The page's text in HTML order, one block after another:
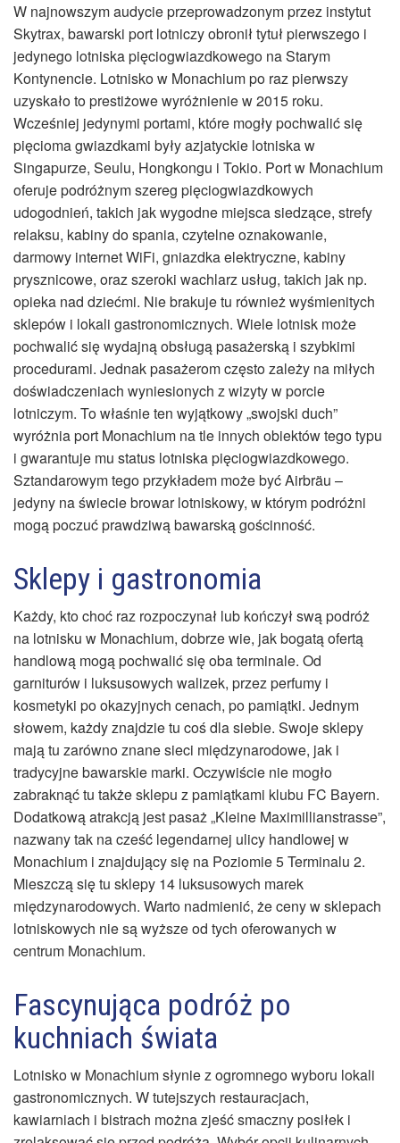
W najnowszym audycie przeprowadzonym przez instytut
Skytrax, bawarski port lotniczy obronił tytuł pierwszego i
jedynego lotniska pięciogwiazdkowego na Starym
Kontynencie. Lotnisko w Monachium po raz pierwszy
uzyskało to prestiżowe wyróżnienie w 2015 roku.
Wcześniej jedynymi portami, które mogły pochwalić się
pięcioma gwiazdkami były azjatyckie lotniska w
Singapurze, Seulu, Hongkongu i Tokio. Port w Monachium
oferuje podróżnym szereg pięciogwiazdkowych
udogodnień, takich jak wygodne miejsca siedzące, strefy
relaksu, kabiny do spania, czytelne oznakowanie,
darmowy internet WiFi, gniazdka elektryczne, kabiny
prysznicowe, oraz szeroki wachlarz usług, takich jak np.
opieka nad dziećmi. Nie brakuje tu również wyśmienitych
sklepów i lokali gastronomicznych. Wiele lotnisk może
pochwalić się wydajną obsługą pasażerską i szybkimi
procedurami. Jednak pasażerom często zależy na miłych
doświadczeniach wyniesionych z wizyty w porcie
lotniczym. To właśnie ten wyjątkowy „swojski duch”
wyróżnia port Monachium na tle innych obiektów tego typu
i gwarantuje mu status lotniska pięciogwiazdkowego.
Sztandarowym tego przykładem może być Airbräu –
jedyny na świecie browar lotniskowy, w którym podróżni
mogą poczuć prawdziwą bawarską gościnność.
Sklepy i gastronomia
Każdy, kto choć raz rozpoczynał lub kończył swą podróż
na lotnisku w Monachium, dobrze wie, jak bogatą ofertą
handlową mogą pochwalić się oba terminale. Od
garniturów i luksusowych walizek, przez perfumy i
kosmetyki po okazyjnych cenach, po pamiątki. Jednym
słowem, każdy znajdzie tu coś dla siebie. Swoje sklepy
mają tu zarówno znane sieci międzynarodowe, jak i
tradycyjne bawarskie marki. Oczywiście nie mogło
zabraknąć tu także sklepu z pamiątkami klubu FC Bayern.
Dodatkową atrakcją jest pasaż „Kleine Maximillianstrasse”,
nazwany tak na cześć legendarnej ulicy handlowej w
Monachium i znajdujący się na Poziomie 5 Terminalu 2.
Mieszczą się tu sklepy 14 luksusowych marek
międzynarodowych. Warto nadmienić, że ceny w sklepach
lotniskowych nie są wyższe od tych oferowanych w
centrum Monachium.
Fascynująca podróż po
kuchniach świata
Lotnisko w Monachium słynie z ogromnego wyboru lokali
gastronomicznych. W tutejszych restauracjach,
kawiarniach i bistrach można zjeść smaczny posiłek i